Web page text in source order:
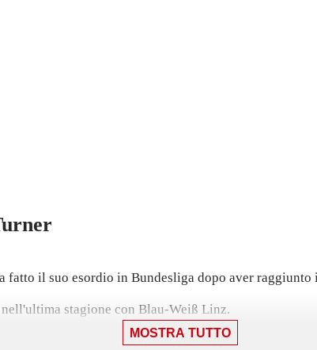
fatto il suo esordio in Bundesliga dopo aver
stagione con Blau-Weiß Linz.
2025, il portiere ha collezionato 9 presenze in
MOSTRA TUTTO